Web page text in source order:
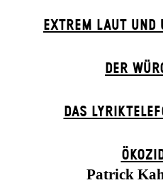
EXTREM LAUT UND
DER
DAS
Patrick